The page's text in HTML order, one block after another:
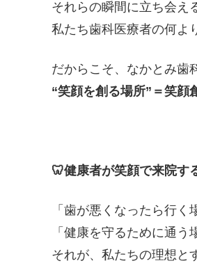
それらの瞬間に立ち会え
私たち歯科医療者の何よ
だからこそ、なかとみ歯
“笑顔を創る場所”＝笑顔
🦷健康者が笑顔で来院す
「歯が悪くなったら行く
「健康を守るために通う
それが、私たちの理想と